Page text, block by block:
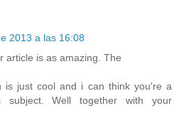
2013 a las 16:08
article is as amazing. The
is just cool and i can think you're a
subject. Well together with your